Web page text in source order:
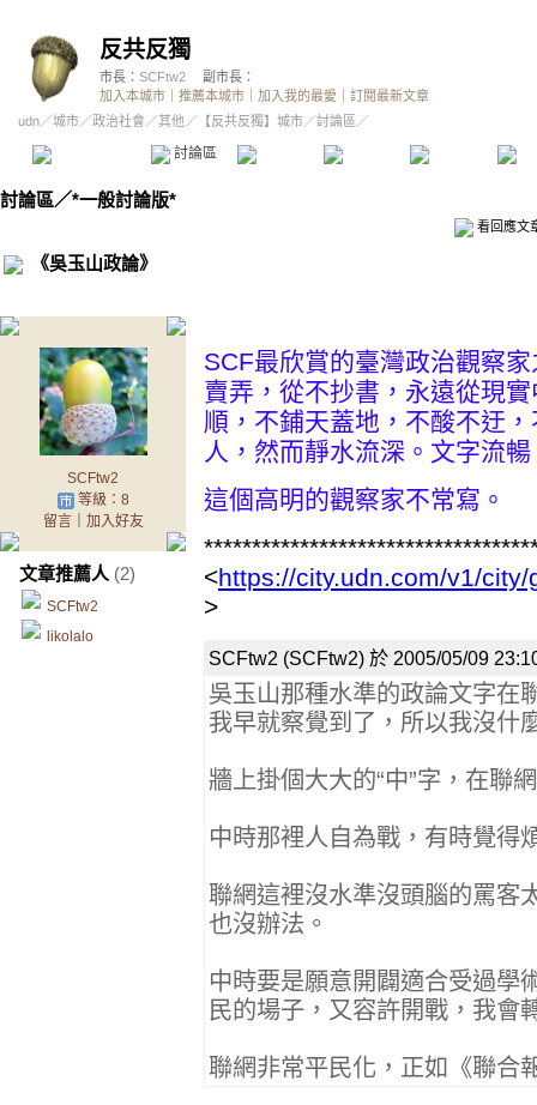
反共反獨
市長： SCFtw2
副市長：
加入本城市
推薦本城市 加入我的最愛
訂閱最新文章
udn／城市／政治社會 ／其他 ／ 【反共反獨】城市／討論區／
討論區 精華區 投票區 影像館
討論區／*一般討論版*
看回應文
《吳玉山政論》
SCFtw2
等級：8
留言｜ 加入好友
文章推薦人 (2)
SCFtw2
likolalo
SCF最欣賞的臺灣政治觀察
賣弄，從不抄書，永遠從現
順，不鋪天蓋地，不酸不迂
人，然而靜水流深。文字流暢
這個高明的觀察家不常寫。
<https://city.udn.com/v1/
>
SCFtw2 (SCFtw2) 於 2005/05/09
吳玉山那種水準的政論文字在
我早就察覺到了，所以我沒什
牆上掛個大大的“中”字，在聯
中時那裡人自為戰，有時覺得
聯網這裡沒水準沒頭腦的罵客
也沒辦法。
中時要是願意開闢適合受過學
民的場子，又容許開戰，我會
聯網非常平民化，正如《聯合